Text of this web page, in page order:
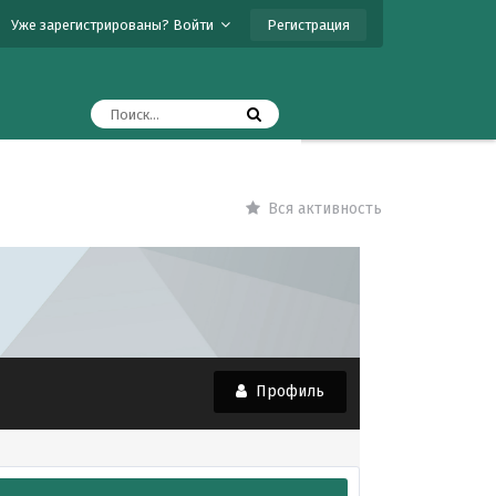
Уже зарегистрированы? Войти Регистрация
Вся активность
Профиль